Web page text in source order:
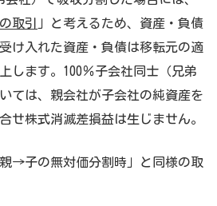
取引
」と考えるため、資産・負債
け入れた資産・負債は移転元の適
します。100％子会社同士（兄弟
ては、親会社が子会社の純資産を
せ株式消滅差損益は生じません。
→子の無対価分割時」と同様の取